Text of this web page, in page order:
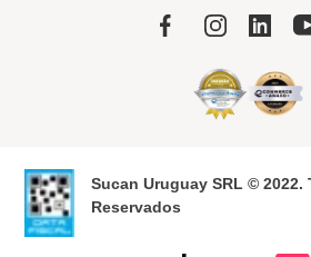
Sucan Uruguay SRL ©
Reservados